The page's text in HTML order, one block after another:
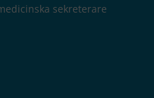
sekreterare